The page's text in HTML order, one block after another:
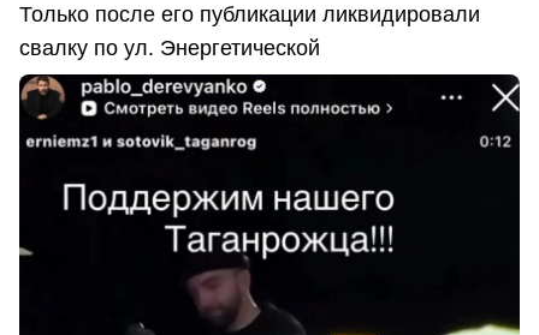
Только после его публикации ликвидировали
свалку по ул. Энергетической